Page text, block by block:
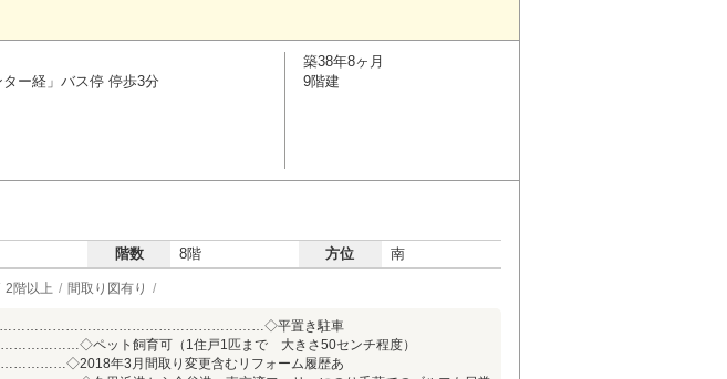
ー経」バス停 停歩3分
築38年8ヶ月
9階建
階数 8階 方位 南
2階以上 間取り図有り
……………………………………………………………◇平置き駐車
ット飼育可（1住戸1匹まで 大きさ50センチ程度）
年3月間取り変更含むリフォーム履歴あ